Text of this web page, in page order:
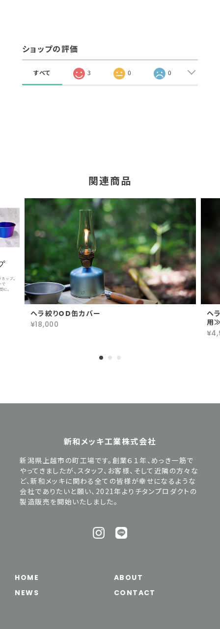
ショップの評価
すべて 3 0 0
関連商品
ヘラ絞りOD缶カバー
¥18,000
ヘ
用
新和メッキ工業株式会社
新潟県上越市の町工場です。創業６１年、めっき一筋で
やってきましたが、スタッフ、お客様、そして近隣の方々な
ど、新和メッキに関わる全ての皆様が幸せになるような
会社でありたいと願い、2021年よりチタンプロダクトの
製造販売を開始いたしました。
HOME
ABOUT
NEWS
CONTACT